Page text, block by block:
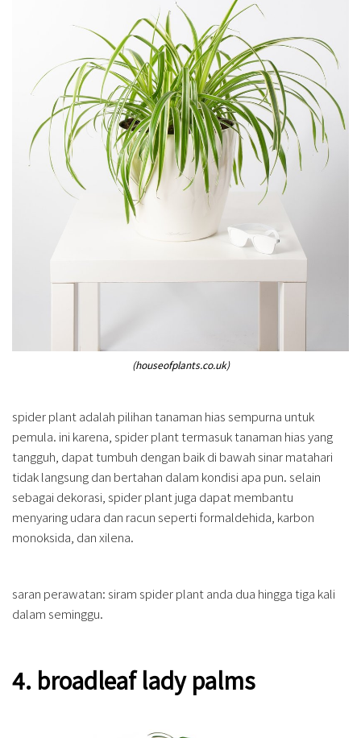
(houseofplants.co.uk)
spider plant adalah pilihan tanaman hias sempurna untuk
pemula. ini karena, spider plant termasuk tanaman hias yang
tangguh, dapat tumbuh dengan baik di bawah sinar matahari
tidak langsung dan bertahan dalam kondisi apa pun. selain
sebagai dekorasi, spider plant juga dapat membantu
menyaring udara dan racun seperti formaldehida, karbon
monoksida, dan xilena.
saran perawatan: siram spider plant anda dua hingga tiga kali
dalam seminggu.
4. broadleaf lady palms